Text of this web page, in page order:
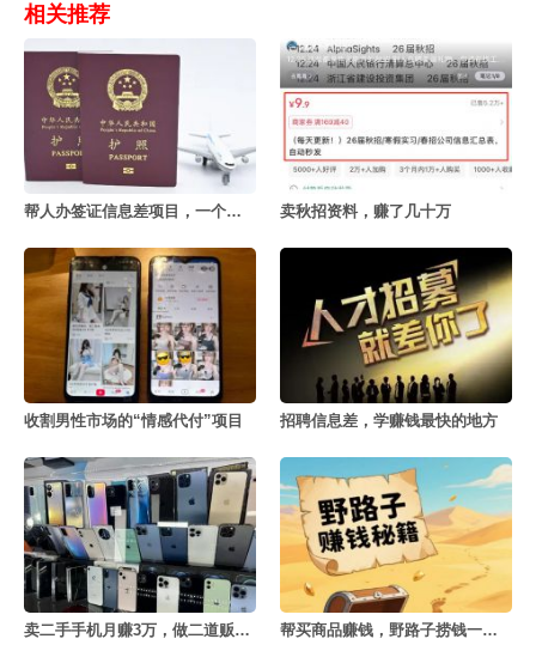
相关推荐
帮人办签证信息差项目，一个月赚几十万 卖秋招资料，赚了几十万
收割男性市场的“情感代付”项目 招聘信息差，学赚钱最快的地方
卖二手手机月赚3万，做二道贩子的利赚钱密决 帮买商品赚钱，野路子捞钱一天赚3000+